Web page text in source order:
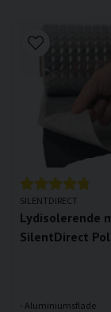
SILENTDIRECT
Lydisolerende
SilentDirect
- Aluminiumsflade